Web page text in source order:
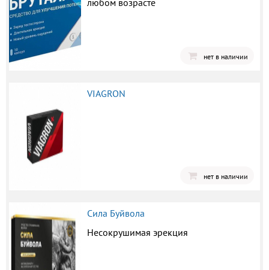
любом возрасте
нет в наличии
VIAGRON
нет в наличии
Сила Буйвола
Несокрушимая эрекция